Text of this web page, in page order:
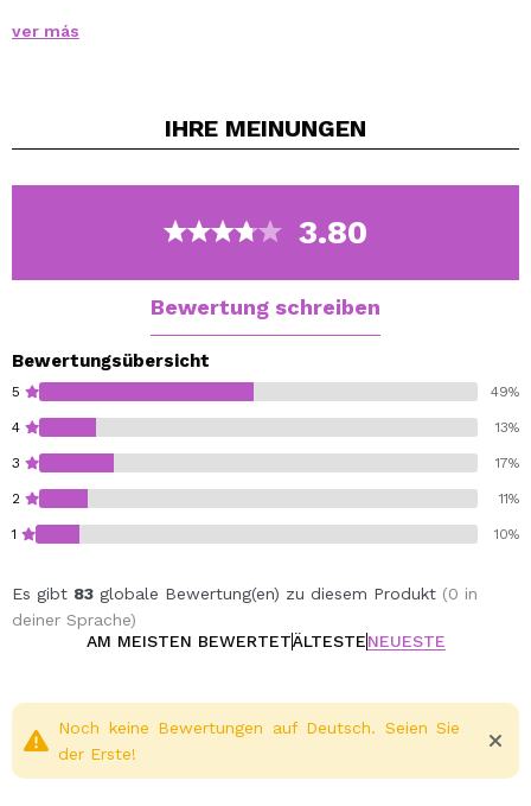
Aktion:
- Töne und strafft die Haut leicht.
- Salbei-Extrakt
- Provitamin B5 (D-Panthenol)
Wie zu verwenden:
vorzugsweise nachts. Die sich von der äußeren
Vermeiden Sie direkten Kontakt mit den Bindehautsack.
Geeignet für Kontaktlinsenträger.
Keine Duftstoffe. Hautarzt und Augenarzt getestet.
Kapazität: 15 ml
ver más
IHRE MEINUNGEN
3.80
Bewertung schreiben
Bewertungsübersicht
5 49%
4 13%
3 17%
2 11%
1 10%
Es gibt 83 globale Bewertung(en) zu diesem Produkt (0 in
deiner Sprache)
AM MEISTEN BEWERTETÄLTESTENEUESTE
Noch keine Bewertungen auf Deutsch. Seien Sie
der Erste!